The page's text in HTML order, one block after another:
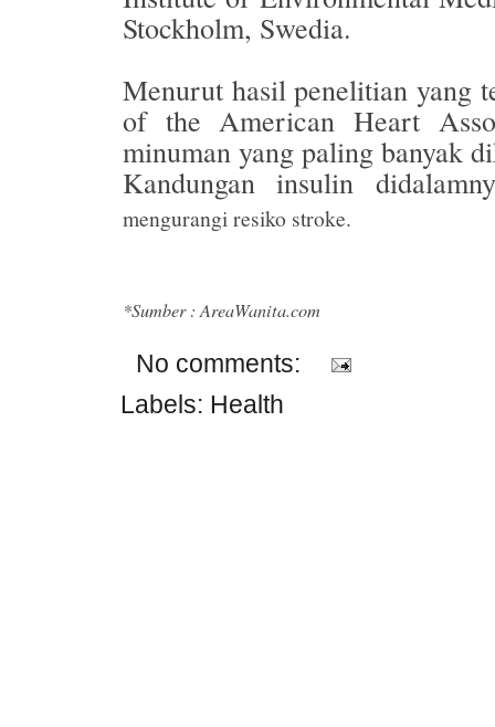
Stockholm, Swedia.
Menurut hasil penelitian yang
of the American Heart
minuman yang paling banyak
Kandungan insulin
mengurangi resiko stroke.
*Sumber : AreaWanita.com
No comments:
Labels: Health